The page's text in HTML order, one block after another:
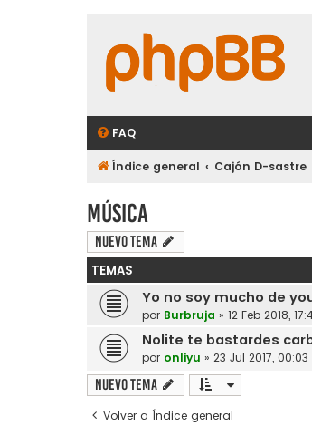
FAQ
Índice general Cajón D-sastre
Música
Nuevo Tema
TEMAS
Yo no soy mucho de
por Burbruja » 12 Feb 2018,
Nolite te bastardes
por onliyu » 23 Jul 2017, 00:03
Nuevo Tema
Volver a Índice general